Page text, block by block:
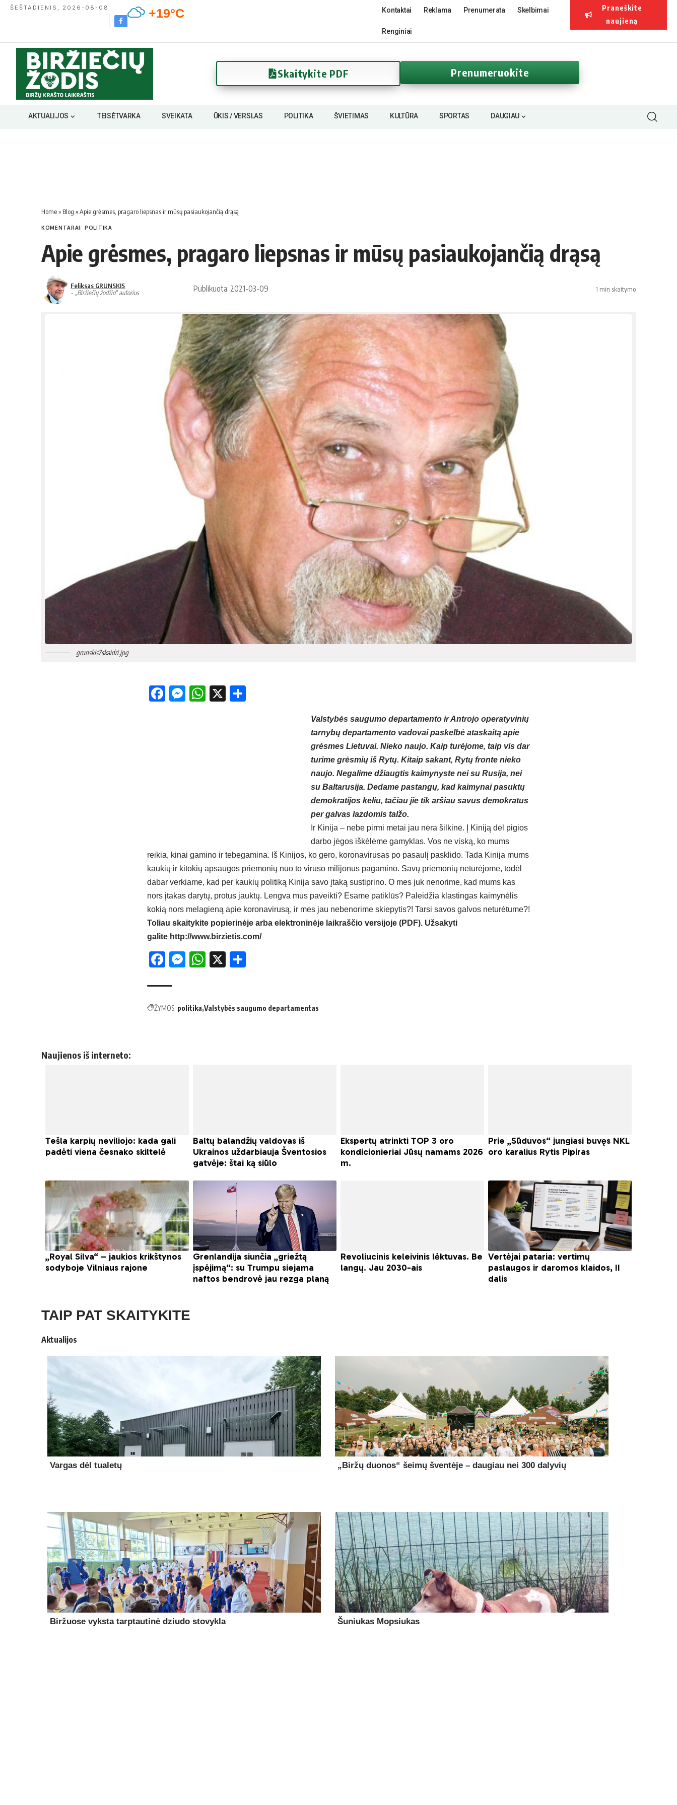
ŠEŠTADIENIS, 2026-08-08 +19°C Kontaktai Reklama Prenumerata Skelbimai
Renginiai
Praneškite
naujieną
Skaitykite PDF Prenumeruokite
AKTUALIJOS TEISĖTVARKA SVEIKATA ŪKIS / VERSLAS POLITIKA ŠVIETIMAS KULTŪRA SPORTAS DAUGIAU
Home» Blog »Apie grėsmes, pragaro liepsnas ir mūsų pasiaukojančią drąsą
KOMENTARAI POLITIKA
Apie grėsmes, pragaro liepsnas ir mūsų pasiaukojančią drąsą
Feliksas GRUNSKIS
- „Biržiečių žodžio“ autorius
Publikuota: 2021-03-09 1 min skaitymo
grunskis7skaidri.jpg
Facebook
Messenger
WhatsApp
X
Valstybės saugumo departamento ir Antrojo operatyvinių
tarnybų departamento vadovai paskelbė ataskaitą apie
grėsmes Lietuvai. Nieko naujo. Kaip turėjome, taip vis dar
turime grėsmių iš Rytų. Kitaip sakant, Rytų fronte nieko
naujo. Negalime džiaugtis kaimynyste nei su Rusija, nei
su Baltarusija. Dedame pastangų, kad kaimynai pasuktų
demokratijos keliu, tačiau jie tik aršiau savus demokratus
per galvas lazdomis talžo.
Ir Kinija – nebe pirmi metai jau nėra šilkinė. Į Kiniją dėl pigios
darbo jėgos iškėlėme gamyklas. Vos ne viską, ko mums
reikia, kinai gamino ir tebegamina. Iš Kinijos, ko gero, koronavirusas po pasaulį pasklido. Tada Kinija mums
kaukių ir kitokių apsaugos priemonių nuo to viruso milijonus pagamino. Savų priemonių neturėjome, todėl
dabar verkiame, kad per kaukių politiką Kinija savo įtaką sustiprino. O mes juk nenorime, kad mums kas
nors įtakas darytų, protus jauktų. Lengva mus paveikti? Esame patiklūs? Paleidžia klastingas kaimynėlis
kokią nors melagieną apie koronavirusą, ir mes jau nebenorime skiepytis?! Tarsi savos galvos neturėtume?!
Toliau skaitykite popierinėje arba elektroninėje laikraščio versijoje (PDF). Užsakyti
galite http://www.birzietis.com/
Facebook
Messenger
WhatsApp
X
ŽYMOS: politika Valstybės saugumo departamentas
Naujienos iš interneto:
TAIP PAT SKAITYKITE
Aktualijos
Vargas dėl tualetų „Biržų duonos“ šeimų šventėje – daugiau nei 300 dalyvių
Biržuose vyksta tarptautinė dziudo stovykla Šuniukas Mopsiukas